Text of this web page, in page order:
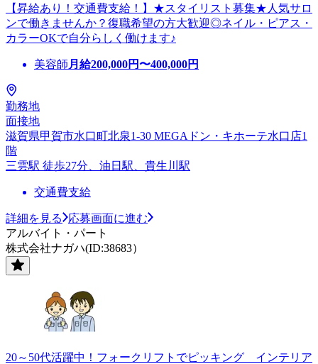
【昇給あり！交通費支給！】★スタイリスト募集★人気サロ
ンで働きませんか？復職希望の方大歓迎◎ネイル・ピアス・
カラーOKで自分らしく働けます♪
美容師 月給200,000円〜400,000円
勤務地
面接地
滋賀県甲賀市水口町北泉1-30 MEGAドン・キホーテ水口店1
階
三雲駅 徒歩27分、油日駅、貴生川駅
交通費支給
詳細を見る
応募画面に進む
アルバイト・パート
株式会社ナガハ(ID:38683）
20～50代活躍中！フォークリフトでピッキング インテリア